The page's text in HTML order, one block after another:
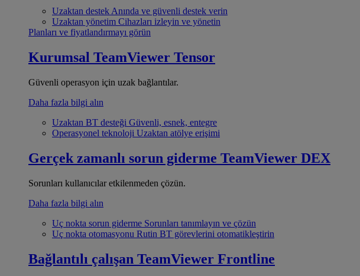
Uzaktan destek Anında ve güvenli destek verin
Uzaktan yönetim Cihazları izleyin ve yönetin
Planları ve fiyatlandırmayı görün
Kurumsal TeamViewer Tensor
Güvenli operasyon için uzak bağlantılar.
Daha fazla bilgi alın
Uzaktan BT desteği Güvenli, esnek, entegre
Operasyonel teknoloji Uzaktan atölye erişimi
Gerçek zamanlı sorun giderme TeamViewer DEX
Sorunları kullanıcılar etkilenmeden çözün.
Daha fazla bilgi alın
Uç nokta sorun giderme Sorunları tanımlayın ve çözün
Uç nokta otomasyonu Rutin BT görevlerini otomatikleştirin
Bağlantılı çalışan TeamViewer Frontline